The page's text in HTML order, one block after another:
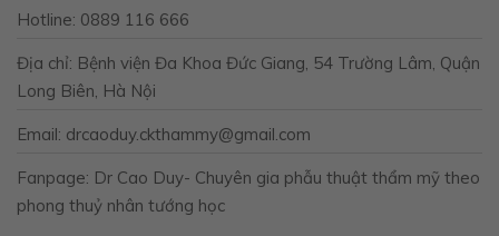
Hotline: 0889 116 666
Địa chỉ: Bệnh viện Đa Khoa Đức Giang, 54 Trường Lâm, Quận
Long Biên, Hà Nội
Email: drcaoduy.ckthammy@gmail.com
Fanpage: Dr Cao Duy- Chuyên gia phẫu thuật thẩm mỹ theo
phong thuỷ nhân tướng học